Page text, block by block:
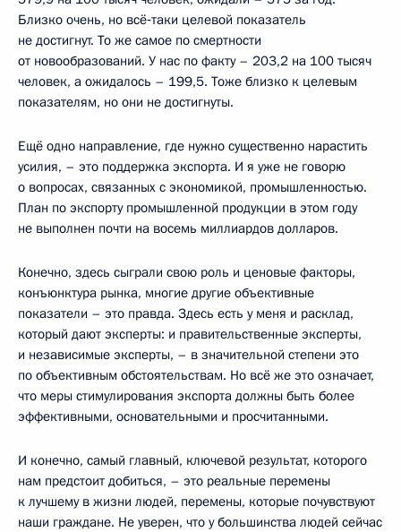
Близко очень, но всё‑таки целевой показатель
не достигнут. То же самое по смертности
от новообразований. У нас по факту – 203,2 на 100 тысяч
человек, а ожидалось – 199,5. Тоже близко к целевым
показателям, но они не достигнуты.
Ещё одно направление, где нужно существенно нарастить
усилия, – это поддержка экспорта. И я уже не говорю
о вопросах, связанных с экономикой, промышленностью.
План по экспорту промышленной продукции в этом году
не выполнен почти на восемь миллиардов долларов.
Конечно, здесь сыграли свою роль и ценовые факторы,
конъюнктура рынка, многие другие объективные
показатели – это правда. Здесь есть у меня и расклад,
который дают эксперты: и правительственные эксперты,
и независимые эксперты, – в значительной степени это
по объективным обстоятельствам. Но всё же это означает,
что меры стимулирования экспорта должны быть более
эффективными, основательными и просчитанными.
И конечно, самый главный, ключевой результат, которого
нам предстоит добиться, – это реальные перемены
к лучшему в жизни людей, перемены, которые почувствуют
наши граждане. Не уверен, что у большинства людей сейчас